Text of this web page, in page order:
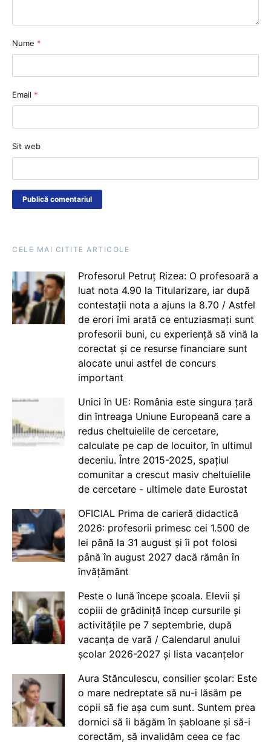
Nume *
Email *
Sit web
CELE MAI CITITE ARTICOLE
Profesorul Petruț Rizea: O profesoară a
luat nota 4.90 la Titularizare, iar după
contestații nota a ajuns la 8.70 / Astfel
de erori îmi arată ce entuziasmați sunt
profesorii buni, cu experiență să vină la
corectat și ce resurse financiare sunt
alocate unui astfel de concurs
important
Unici în UE: România este singura țară
din întreaga Uniune Europeană care a
redus cheltuielile de cercetare,
calculate pe cap de locuitor, în ultimul
deceniu. Între 2015-2025, spațiul
comunitar a crescut masiv cheltuielile
de cercetare - ultimele date Eurostat
OFICIAL Prima de carieră didactică
2026: profesorii primesc cei 1.500 de
lei până la 31 august și îi pot folosi
până în august 2027 dacă rămân în
învățământ
Peste o lună începe școala. Elevii și
copiii de grădiniță încep cursurile și
activitățile pe 7 septembrie, după
vacanța de vară / Calendarul anului
școlar 2026-2027 și lista vacanțelor
Aura Stănculescu, consilier școlar: Este
o mare nedreptate să nu-i lăsăm pe
copii să fie așa cum sunt. Suntem prea
dornici să îi băgăm în șabloane și să-i
corectăm, să invalidăm ceea ce fac